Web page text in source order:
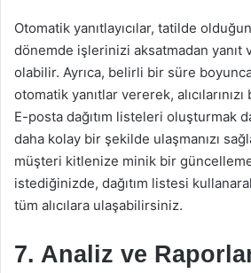
Otomatik yanıtlayıcılar, tatilde
dönemde işlerinizi aksatmadan yanıt
olabilir. Ayrıca, belirli bir süre
otomatik yanıtlar vererek,
E-posta dağıtım listeleri oluşturmak
daha kolay bir şekilde ulaşmanızı
müşteri kitlenize minik bir
istediğinizde, dağıtım listesi
tüm alıcılara ulaşabilirsiniz.
7. Analiz ve